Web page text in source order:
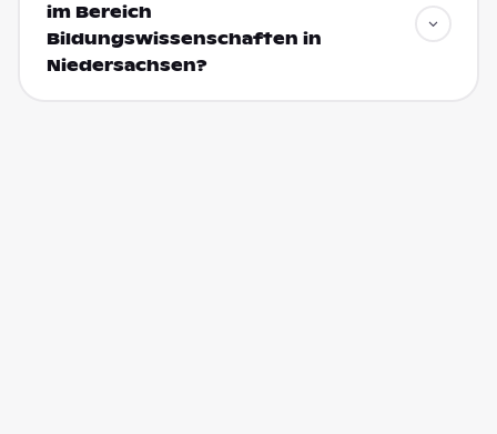
im Bereich
Bildungswissenschaften in
Niedersachsen?